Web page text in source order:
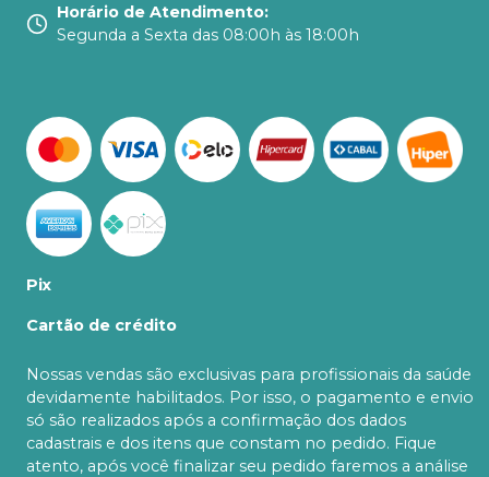
Horário de Atendimento:
Segunda a Sexta das 08:00h às 18:00h
Pix
Cartão de crédito
Nossas vendas são exclusivas para profissionais da saúde
devidamente habilitados. Por isso, o pagamento e envio
só são realizados após a confirmação dos dados
cadastrais e dos itens que constam no pedido. Fique
atento, após você finalizar seu pedido faremos a análise